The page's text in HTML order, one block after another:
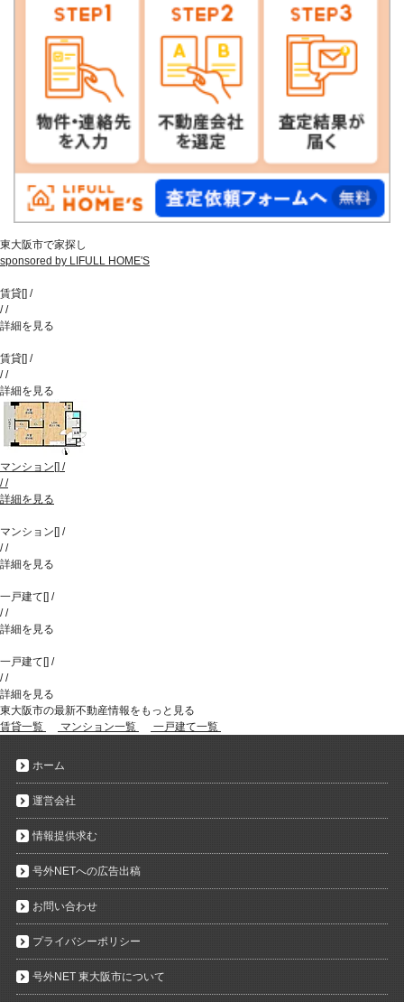
東大阪市で家探し
sponsored by LIFULL HOME'S
賃貸[] /
//
詳細を見る
賃貸[] /
//
詳細を見る
マンション [] /
//
詳細を見る
マンション [] /
//
詳細を見る
一戸建て [] /
//
詳細を見る
一戸建て [] /
//
詳細を見る
東大阪市の最新不動産情報をもっと見る
賃貸一覧
マンション一覧 一戸建て一覧
ホーム
運営会社
情報提供求む
号外NETへの広告出稿
お問い合わせ
プライバシーポリシー
号外NET 東大阪市について